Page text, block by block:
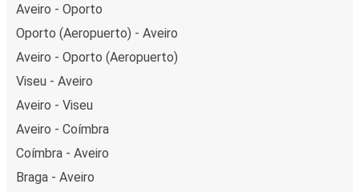
Aveiro - Oporto
Oporto (Aeropuerto) - Aveiro
Aveiro - Oporto (Aeropuerto)
Viseu - Aveiro
Aveiro - Viseu
Aveiro - Coímbra
Coímbra - Aveiro
Braga - Aveiro